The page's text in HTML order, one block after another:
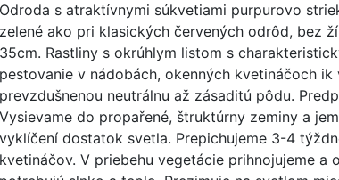
Odroda s atraktívnymi súkvetiami purpurovo
zelené ako pri klasických červených odrôd, bez
35cm. Rastliny s okrúhlym listom s
pestovanie v nádobách, okenných kvetináčoch
prevzdušnenou neutrálnu až zásaditú pôdu.
Vysievame do propařené, štruktúrny zeminy a
vyklíčení dostatok svetla. Prepichujeme 3-4
kvetináčov. V priebehu vegetácie prihnojujeme